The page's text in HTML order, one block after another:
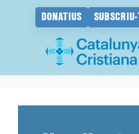
DONATIUS SUBSCRIU-